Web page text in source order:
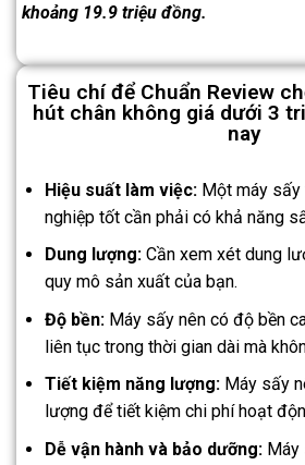
khoảng 19.9 triệu đồng.
Tiêu chí để Chuẩn Review
hút chân không giá dưới 3
nay
Hiệu suất làm việc:Một máy sấy
nghiệp tốt cần phải có khả năng
Dung lượng:Cần xem xét dung
quy mô sản xuất của bạn.
Độ bền:Máy sấy nên có độ bền
liên tục trong thời gian dài mà
Tiết kiệm năng lượng:Máy sấy
lượng để tiết kiệm chi phí hoạt
Dễ vận hành và bảo dưỡng:Máy